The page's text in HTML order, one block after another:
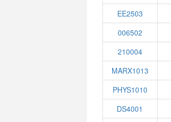
EE2503
006502
210004
MARX1013
PHYS1010
DS4001